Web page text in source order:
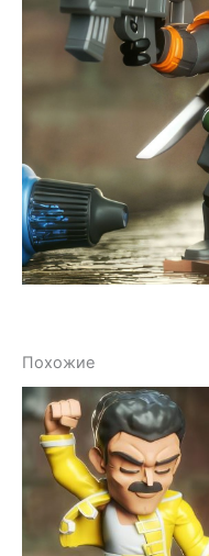
Похожие